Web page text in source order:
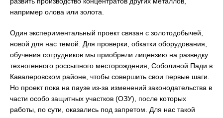
например олова или золота.
Один экспериментальный проект связан с золотодобычей,
новой для нас темой. Для проверки, обкатки оборудования,
обучения сотрудников мы приобрели лицензию на разведку
техногенного россыпного месторождения, Соболиной Пади в
Кавалеровском районе, чтобы совершить свои первые шаги.
Но проект пока на паузе из-за изменений законодательства в
части особо защитных участков (ОЗУ), после которых
работы, по сути, оказались под запретом. Для нас такой